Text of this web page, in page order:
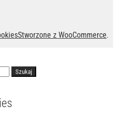
Stworzone z WooCommerce.
Szukaj